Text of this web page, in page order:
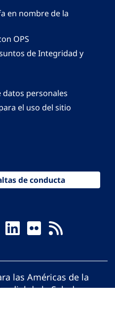
en nombre de la
OPS
de Integridad y
personales
el uso del sitio
de conducta
las Américas de la
de la Salud